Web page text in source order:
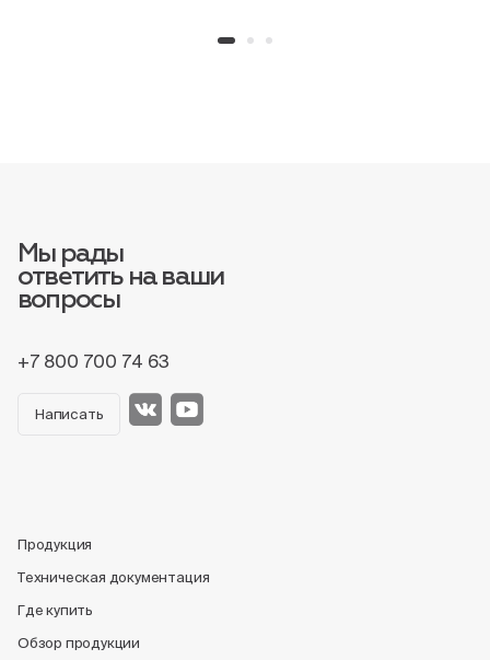
Мы рады
ответить на ваши
вопросы
+7 800 700 74 63
Написать
Продукция
Техническая документация
Где купить
Обзор продукции